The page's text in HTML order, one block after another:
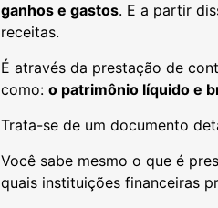
ganhos e gastos. E a partir
receitas.
É através da prestação de
como: o patrimônio líquido e
Trata-se de um documento
Você sabe mesmo o que é
quais instituições financeiras